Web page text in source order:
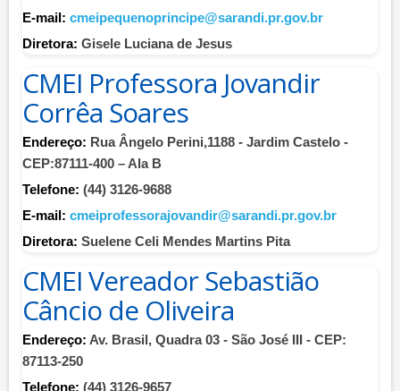
E-mail: cmeipequenoprincipe@sarandi.pr.gov.br
Diretora: Gisele Luciana de Jesus
CMEI Professora Jovandir
Corrêa Soares
Endereço: Rua Ângelo Perini,1188 - Jardim Castelo -
CEP:87111-400 – Ala B
Telefone: (44) 3126-9688
E-mail: cmeiprofessorajovandir@sarandi.pr.gov.br
Diretora: Suelene Celi Mendes Martins Pita
CMEI Vereador Sebastião
Câncio de Oliveira
Endereço: Av. Brasil, Quadra 03 - São José III - CEP:
87113-250
Telefone: (44) 3126-9657